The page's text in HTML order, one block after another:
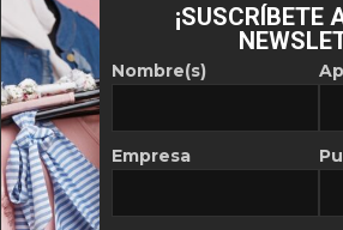
¡SUSCRÍBETE
Nombre(s)
Empresa